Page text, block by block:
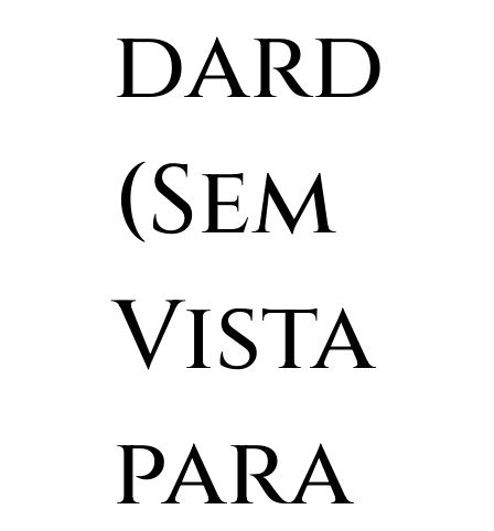
dard
(Sem
Vista
para